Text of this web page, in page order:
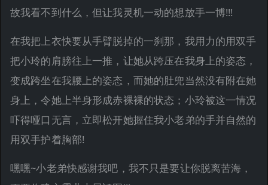
故我看不到什么，但让我灵机一动的想放手一博!!!
在我把上衣快要从手臂脱掉的一刹那，我用力的用双手
把小玲的肩膀往上一推，让她从跨压在我身上的姿态，
变成跨坐在我腰上的姿态，而她的肚兜当然没有附在她
身上，令她上半身形成赤裸裸的状态；小玲被这一情况
吓得哑口无言，立即松开她握住我小老弟的手并自然的
用双手护着胸部!
嘿嘿~小老弟快感谢我吧，我不只是要让你脱离苦海，